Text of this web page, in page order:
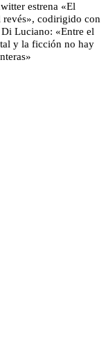
estrena «El
revés», codirigido con
Luciano: «Entre el
y la ficción no hay